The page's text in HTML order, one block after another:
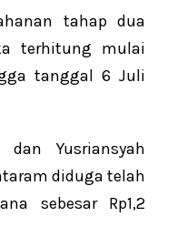
tahap dua
terhitung mulai
tanggal 6 Juli
dan Yusriansyah
diduga telah
sebesar Rp1,2